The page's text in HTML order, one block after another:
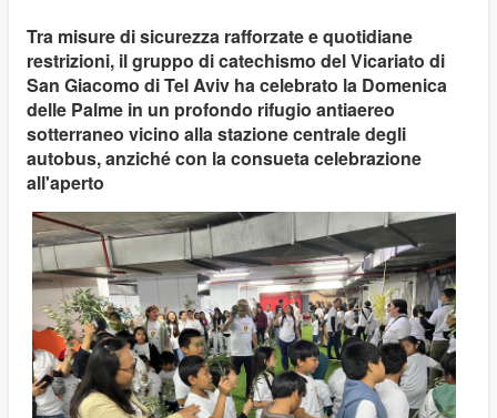
Tra misure di sicurezza rafforzate e quotidiane
restrizioni, il gruppo di catechismo del Vicariato di
San Giacomo di Tel Aviv ha celebrato la Domenica
delle Palme in un profondo rifugio antiaereo
sotterraneo vicino alla stazione centrale degli
autobus, anziché con la consueta celebrazione
all'aperto